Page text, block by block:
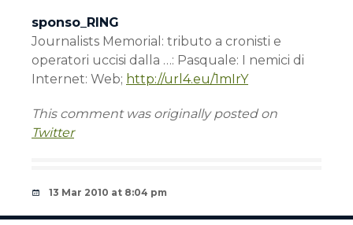
sponso_RING
Journalists Memorial: tributo a cronisti e
operatori uccisi dalla …: Pasquale: I nemici di
Internet: Web; http://url4.eu/1mIrY
This comment was originally posted on
Twitter
13 Mar 2010 at 8:04 pm